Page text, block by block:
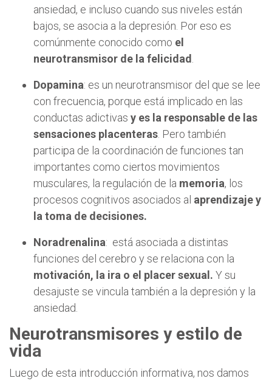
ansiedad, e incluso cuando sus niveles están
bajos, se asocia a la depresión. Por eso es
comúnmente conocido como el
neurotransmisor de la felicidad
Dopamina: es un neurotransmisor del que se lee
con frecuencia, porque está implicado en las
conductas adictivas y es la responsable de las
sensaciones placenteras . Pero también
participa de la coordinación de funciones tan
importantes como ciertos movimientos
musculares, la regulación de la memoria, los
procesos cognitivos asociados al aprendizaje y
la toma de decisiones.
Noradrenalina: está asociada a distintas
funciones del cerebro y se relaciona con la
motivación, la ira o el placer sexual. Y su
desajuste se vincula también a la depresión y la
ansiedad.
Neurotransmisores y estilo de
vida
Luego de esta introducción informativa, nos damos